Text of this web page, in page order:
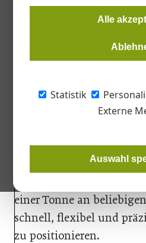
Alle
Statistik
Externe
Auswahl
Columbus McKinnon hat sein
der Marke Yale auf den Markt
Der tragbare Yale
Stromanschluss. Er
einer Tonne an
schnell, flexibel und
zu positionieren.